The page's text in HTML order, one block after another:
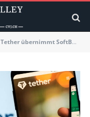
Tether übernimmt SoftBank-Anteil an Twenty One Capital